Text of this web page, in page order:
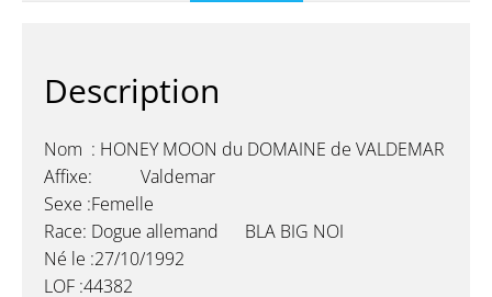
Description
Nom : HONEY MOON du DOMAINE de VALDEMAR
Affixe: Valdemar
Sexe :Femelle
Race: Dogue allemand BLA BIG NOI
Né le :27/10/1992
LOF :44382